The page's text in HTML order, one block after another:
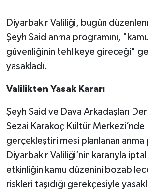
Diyarbakır Valiliği, bugün
Şeyh Said anma programını,
güvenliğinin tehlikeye gireceği"
yasakladı.
Valilikten Yasak Kararı
Şeyh Said ve Dava Arkadaşları
Sezai Karakoç Kültür Merkezi’nde
gerçekleştirilmesi planlanan anma
Diyarbakır Valiliği’nin kararıyla
etkinliğin kamu düzenini
riskleri taşıdığı gerekçesiyle